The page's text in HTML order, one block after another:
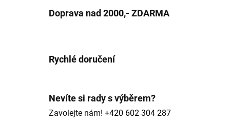
Doprava nad 2000,- ZDARMA
Rychlé doručení
Nevíte si rady s výběrem?
Zavolejte nám! +420 602 304 287